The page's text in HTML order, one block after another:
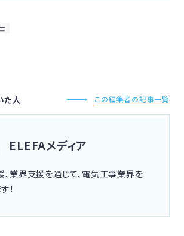
た人 この編集者の記事一覧
ELEFAメディア
業界支援を通じて、電気工事業界を
！